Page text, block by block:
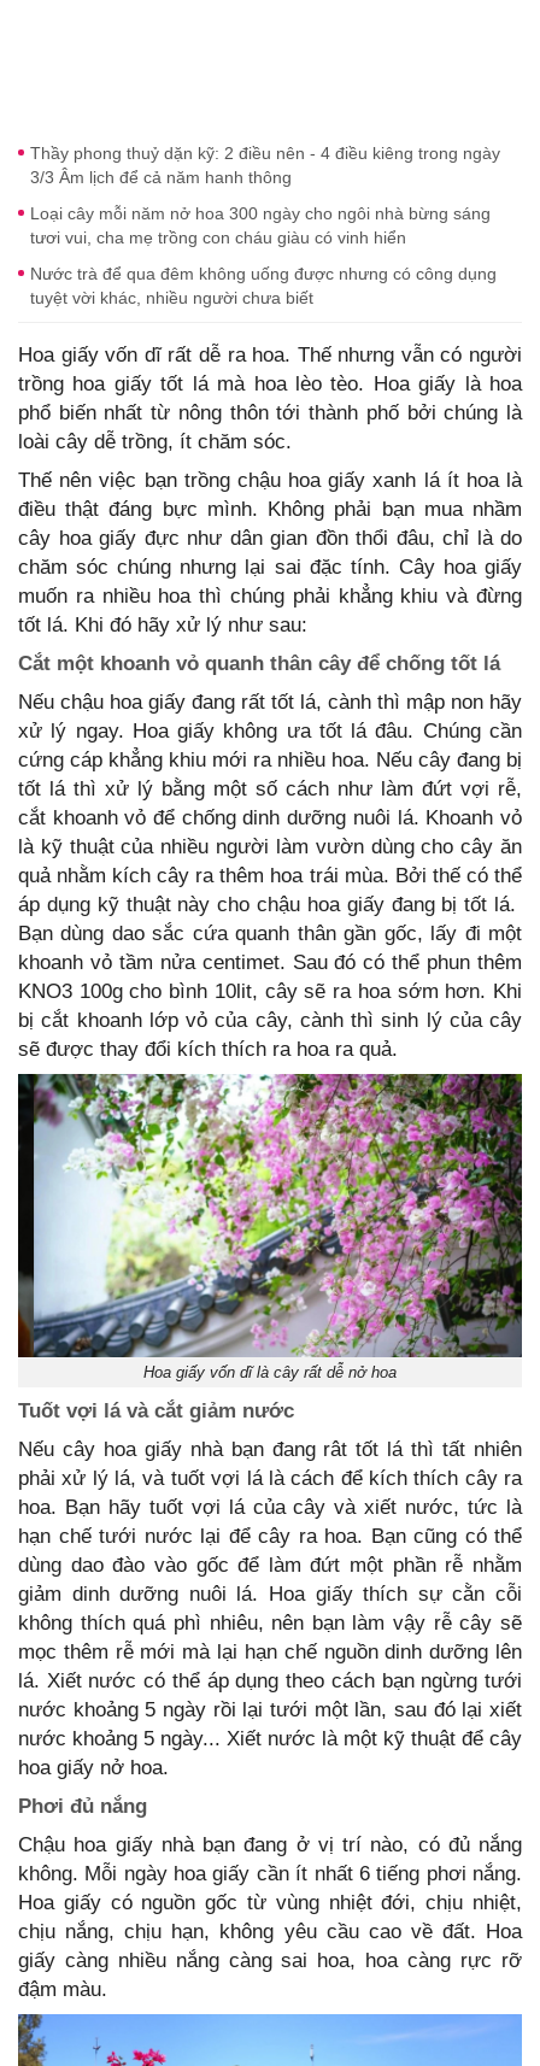
Thầy phong thuỷ dặn kỹ: 2 điều nên - 4 điều kiêng trong ngày
3/3 Âm lịch để cả năm hanh thông
Loại cây mỗi năm nở hoa 300 ngày cho ngôi nhà bừng sáng
tươi vui, cha mẹ trồng con cháu giàu có vinh hiển
Nước trà để qua đêm không uống được nhưng có công dụng
tuyệt vời khác, nhiều người chưa biết
Hoa giấy vốn dĩ rất dễ ra hoa. Thế nhưng vẫn có người
trồng hoa giấy tốt lá mà hoa lèo tèo. Hoa giấy là hoa
phổ biến nhất từ nông thôn tới thành phố bởi chúng là
loài cây dễ trồng, ít chăm sóc.
Thế nên việc bạn trồng chậu hoa giấy xanh lá ít hoa là
điều thật đáng bực mình. Không phải bạn mua nhầm
cây hoa giấy đực như dân gian đồn thổi đâu, chỉ là do
chăm sóc chúng nhưng lại sai đặc tính. Cây hoa giấy
muốn ra nhiều hoa thì chúng phải khẳng khiu và đừng
tốt lá. Khi đó hãy xử lý như sau:
Cắt một khoanh vỏ quanh thân cây để chống tốt lá
Nếu chậu hoa giấy đang rất tốt lá, cành thì mập non hãy
xử lý ngay. Hoa giấy không ưa tốt lá đâu. Chúng cần
cứng cáp khẳng khiu mới ra nhiều hoa. Nếu cây đang bị
tốt lá thì xử lý bằng một số cách như làm đứt vợi rễ,
cắt khoanh vỏ để chống dinh dưỡng nuôi lá. Khoanh vỏ
là kỹ thuật của nhiều người làm vườn dùng cho cây ăn
quả nhằm kích cây ra thêm hoa trái mùa. Bởi thế có thể
áp dụng kỹ thuật này cho chậu hoa giấy đang bị tốt lá.
Bạn dùng dao sắc cứa quanh thân gần gốc, lấy đi một
khoanh vỏ tầm nửa centimet. Sau đó có thể phun thêm
KNO3 100g cho bình 10lit, cây sẽ ra hoa sớm hơn. Khi
bị cắt khoanh lớp vỏ của cây, cành thì sinh lý của cây
sẽ được thay đổi kích thích ra hoa ra quả.
Hoa giấy vốn dĩ là cây rất dễ nở hoa
Tuốt vợi lá và cắt giảm nước
Nếu cây hoa giấy nhà bạn đang rât tốt lá thì tất nhiên
phải xử lý lá, và tuốt vợi lá là cách để kích thích cây ra
hoa. Bạn hãy tuốt vợi lá của cây và xiết nước, tức là
hạn chế tưới nước lại để cây ra hoa. Bạn cũng có thể
dùng dao đào vào gốc để làm đứt một phần rễ nhằm
giảm dinh dưỡng nuôi lá. Hoa giấy thích sự cằn cỗi
không thích quá phì nhiêu, nên bạn làm vậy rễ cây sẽ
mọc thêm rễ mới mà lại hạn chế nguồn dinh dưỡng lên
lá. Xiết nước có thể áp dụng theo cách bạn ngừng tưới
nước khoảng 5 ngày rồi lại tưới một lần, sau đó lại xiết
nước khoảng 5 ngày... Xiết nước là một kỹ thuật để cây
hoa giấy nở hoa.
Phơi đủ nắng
Chậu hoa giấy nhà bạn đang ở vị trí nào, có đủ nắng
không. Mỗi ngày hoa giấy cần ít nhất 6 tiếng phơi nắng.
Hoa giấy có nguồn gốc từ vùng nhiệt đới, chịu nhiệt,
chịu nắng, chịu hạn, không yêu cầu cao về đất. Hoa
giấy càng nhiều nắng càng sai hoa, hoa càng rực rỡ
đậm màu.